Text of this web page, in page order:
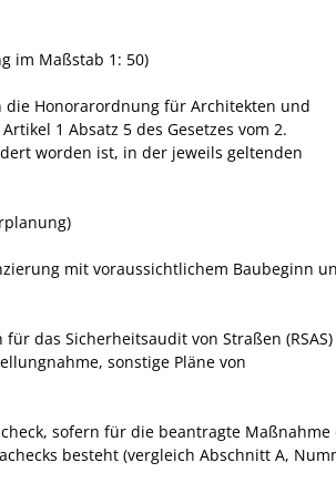
im Maßstab 1: 50)
die Honorarordnung für Architekten und
1 Absatz 5 des Gesetzes vom 2.
worden ist, in der jeweils geltenden
mit voraussichtlichem Baubeginn
das Sicherheitsaudit von Straßen (RSAS)
sonstige Pläne von
sofern für die beantragte Maßnahme
besteht (vergleich Abschnitt A,